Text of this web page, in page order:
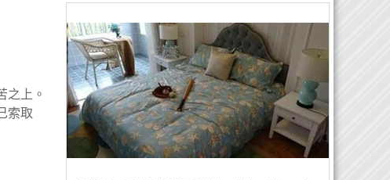
之上。
索取